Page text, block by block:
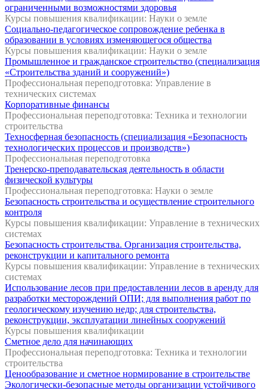
ограниченными возможностями здоровья
Курсы повышения квалификации: Науки о земле
Социально-педагогическое сопровождение ребенка в
образовании в условиях изменяющегося общества
Курсы повышения квалификации: Науки о земле
Промышленное и гражданское строительство (специализация
«Строительства зданий и сооружений»)
Профессиональная переподготовка: Управление в
технических системах
Корпоративные финансы
Профессиональная переподготовка: Техника и технологии
строительства
Техносферная безопасность (специализация «Безопасность
технологических процессов и производств»)
Профессиональная переподготовка
Тренерско-преподавательская деятельность в области
физической культуры
Профессиональная переподготовка: Науки о земле
Безопасность строительства и осуществление строительного
контроля
Курсы повышения квалификации: Управление в технических
системах
Безопасность строительства. Организация строительства,
реконструкции и капитального ремонта
Курсы повышения квалификации: Управление в технических
системах
Использование лесов при предоставлении лесов в аренду для
разработки месторождений ОПИ; для выполнения работ по
геологическому изучению недр; для строительства,
реконструкции, эксплуатации линейных сооружений
Курсы повышения квалификации
Сметное дело для начинающих
Профессиональная переподготовка: Техника и технологии
строительства
Ценообразование и сметное нормирование в строительстве
Экологически-безопасные методы организации устойчивого